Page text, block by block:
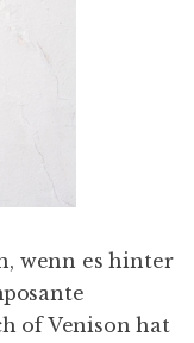
wenn es hinter
of Venison hat